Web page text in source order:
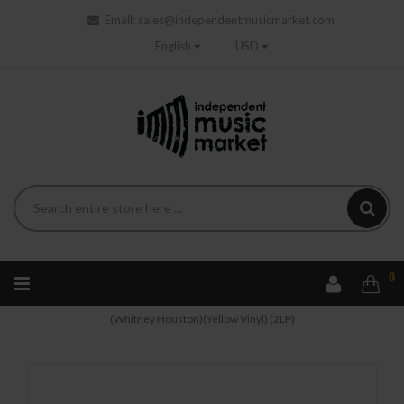
Email:
sales@independentmusicmarket.com
English
USD
0
Soundtrack - The Preacher's Wife
(Whitney Houston)(Yellow Vinyl) (2LP)